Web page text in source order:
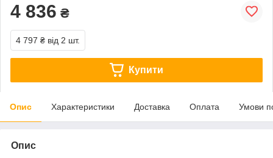
4 836 ₴
4 797 ₴ від 2 шт.
Купити
Опис Характеристики Доставка Оплата Умови
Опис